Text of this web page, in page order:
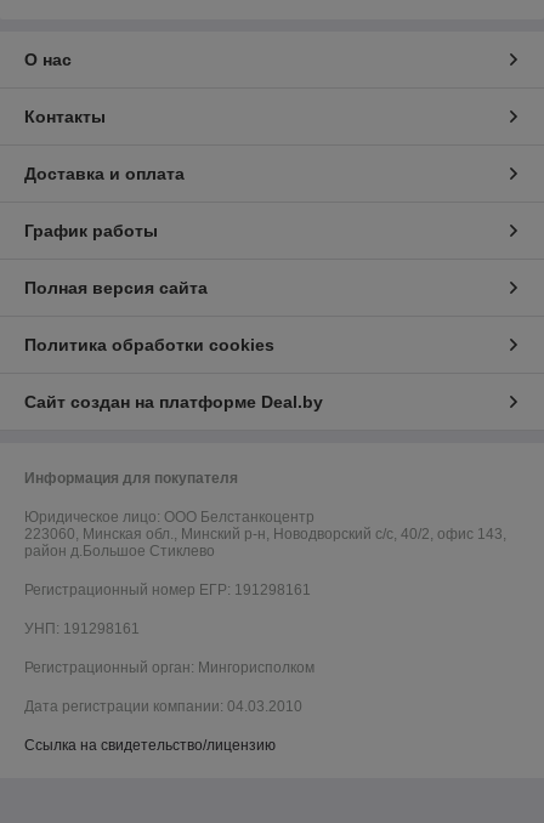
О нас
Контакты
Доставка и оплата
График работы
Полная версия сайта
Политика обработки cookies
Сайт создан на платформе Deal.by
Информация для покупателя
Юридическое лицо: ООО Белстанкоцентр
223060, Минская обл., Минский р-н, Новодворский с/с, 40/2, офис 143,
район д.Большое Стиклево
Регистрационный номер ЕГР: 191298161
УНП: 191298161
Регистрационный орган: Мингорисполком
Дата регистрации компании: 04.03.2010
Ссылка на свидетельство/лицензию